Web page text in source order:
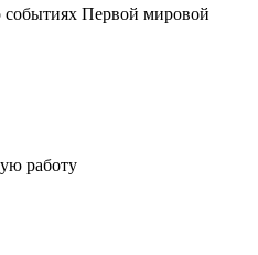
событиях Первой мировой
работу